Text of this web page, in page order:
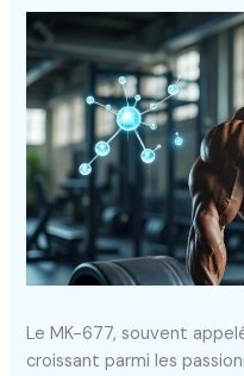
Le MK-677, souvent
croissant parmi les